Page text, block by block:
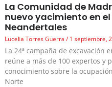
La Comunidad de
nuevo yacimiento en
Neandertales
Lucelia Torres Guerra 1 septiembre,
La 24ª campaña de excavación
reúne a más de 100 expertos y
conocimiento sobre la
Norte